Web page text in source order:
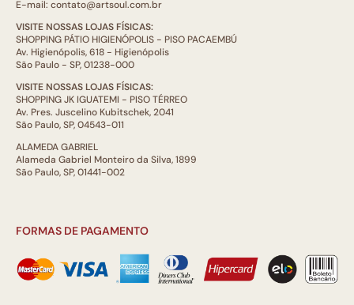
E-mail: contato@artsoul.com.br
VISITE NOSSAS LOJAS FÍSICAS:
SHOPPING PÁTIO HIGIENÓPOLIS - PISO PACAEMBÚ
Av. Higienópolis, 618 - Higienópolis
São Paulo - SP, 01238-000
VISITE NOSSAS LOJAS FÍSICAS:
SHOPPING JK IGUATEMI - PISO TÉRREO
Av. Pres. Juscelino Kubitschek, 2041
São Paulo, SP, 04543-011
ALAMEDA GABRIEL
Alameda Gabriel Monteiro da Silva, 1899
São Paulo, SP, 01441-002
FORMAS DE PAGAMENTO